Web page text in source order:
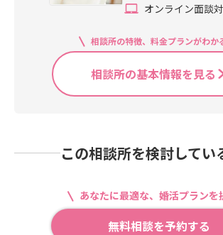
オンライン面談
相談所の特徴、料金プランがわか
相談所の基本情報を見る
この相談所を検討してい
あなたに最適な、婚活プランを
無料相談を予約する